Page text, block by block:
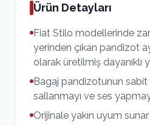
Ürün Detayları
Fiat Stilo modellerinde
yerinden çıkan pandizot
olarak üretilmiş dayanıklı
Bagaj pandizotunun sabit
sallanmayı ve ses
Orijinale yakın uyum sunar